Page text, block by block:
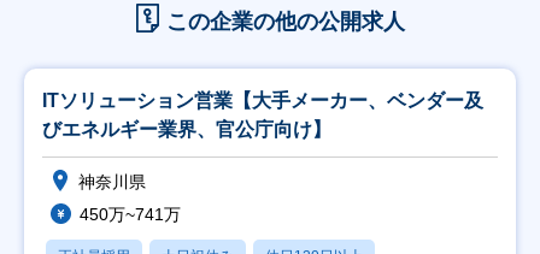
この企業の他の公開求人
ITソリューション営業【大手メーカー、ベンダー及
びエネルギー業界、官公庁向け】
神奈川県
450万~741万